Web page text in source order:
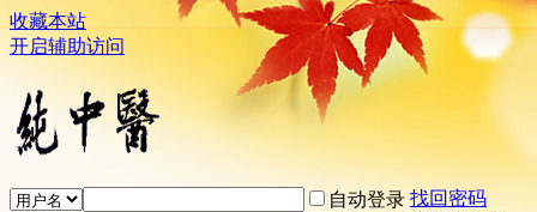
收藏本站
开启辅助访问
自动登录 找回密码